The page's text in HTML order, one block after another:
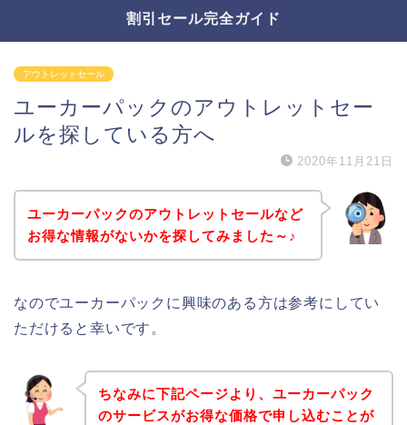
割引セール完全ガイド
アウトレットセール
ユーカーパックのアウトレットセー
ルを探している方へ
2020年11月21日
ユーカーパックのアウトレットセールなど
お得な情報がないかを探してみました～♪
なのでユーカーパックに興味のある方は参考にしてい
ただけると幸いです。
ちなみに下記ページより、ユーカーパック
のサービスがお得な価格で申し込むことが